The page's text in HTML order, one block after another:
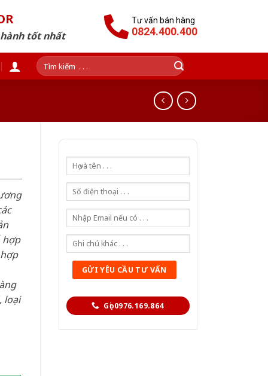
tốt nhất
Tư vấn bán hàng
0824.400.400
Tìm
kiếm:
Gọi 0976.169.864
hợp
loại